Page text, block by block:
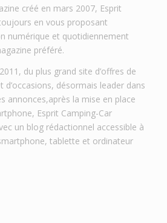
créé en mars 2007, Esprit
en vous proposant
numérique et quotidiennement
préféré.
du plus grand site d’offres de
d’occasions, désormais leader dans
annonces,après la mise en place
Esprit Camping-Car
un blog rédactionnel accessible à
tablette et ordinateur